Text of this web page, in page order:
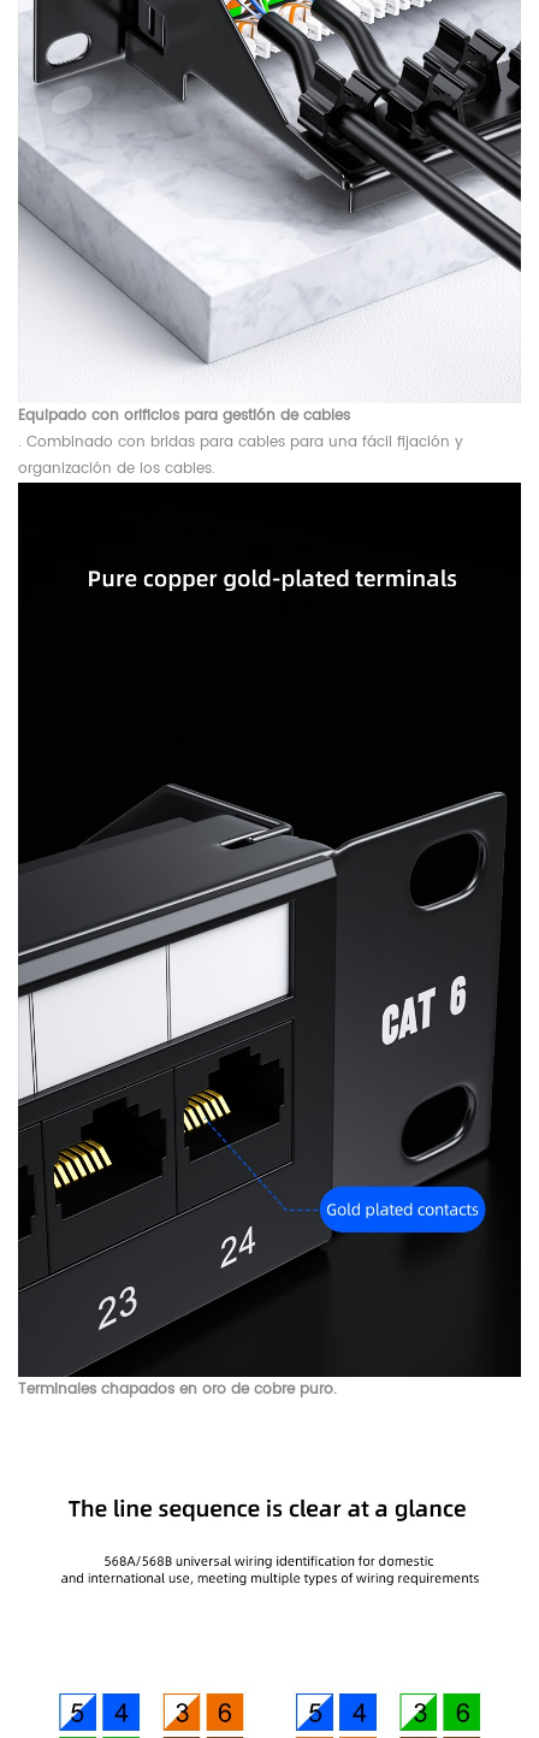
Equipado con orificios para gestión de cables
. Combinado con bridas para cables para una fácil fijación y
organización de los cables.
Terminales chapados en oro de cobre puro.